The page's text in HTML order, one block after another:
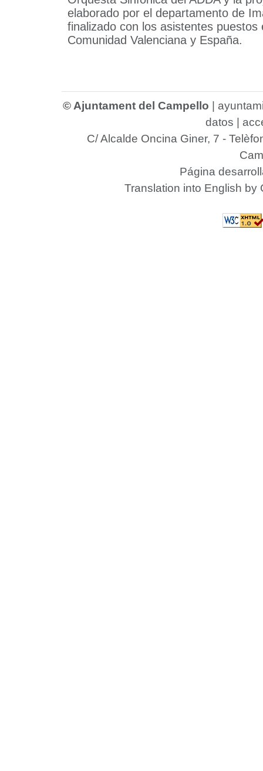
elaborado por el departamento de
finalizado con los asistentes
Comunidad Valenciana y España.
© Ajuntament del Campello
datos
C/ Alcalde Oncina Giner, 7 -
Página
Translation into English by